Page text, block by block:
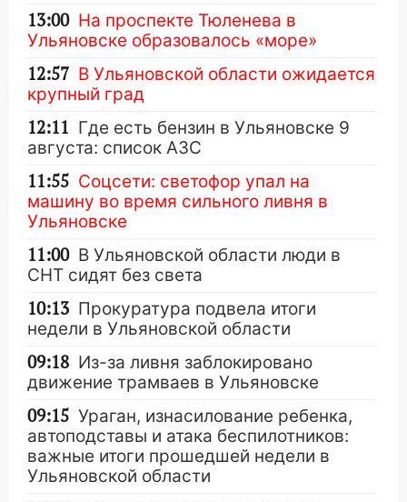
13:00 На проспекте Тюленева в
Ульяновске образовалось «море»
12:57 В Ульяновской области ожидается
крупный град
12:11 Где есть бензин в Ульяновске 9
августа: список АЗС
11:55 Соцсети: светофор упал на
машину во время сильного ливня в
Ульяновске
11:00 В Ульяновской области люди в
СНТ сидят без света
10:13 Прокуратура подвела итоги
недели в Ульяновской области
09:18 Из-за ливня заблокировано
движение трамваев в Ульяновске
09:15 Ураган, изнасилование ребенка,
автоподставы и атака беспилотников:
важные итоги прошедшей недели в
Ульяновской области